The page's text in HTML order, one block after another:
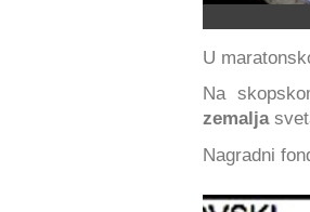
U
Na
zemalja
Nagradni